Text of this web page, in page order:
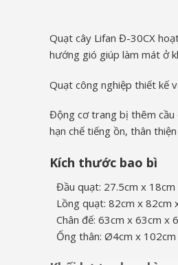
Quạt cây Lifan Đ-30CX
hướng gió giúp làm mát ở
Quạt công nghiệp thiết kế
Động cơ trang bị thêm cầu
hạn chế tiếng ồn, thân
Kích thước bao bì
Đầu quạt: 27.5cm x 18cm
Lồng quạt: 82cm x 82cm
Chân đế: 63cm x 63cm x
Ống thân: Ø4cm x 102cm